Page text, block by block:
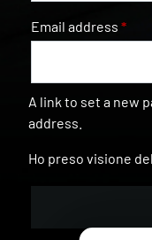
Email address *
A link to set a new
address.
Ho preso visione